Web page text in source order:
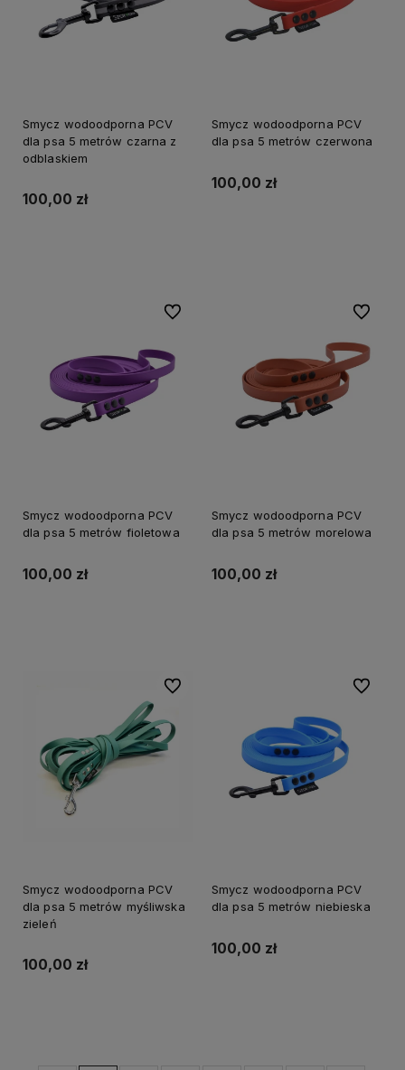
Smycz wodoodporna PCV
dla psa 5 metrów czarna z
odblaskiem
100,00 zł
Smycz wodoodporna PCV
dla psa 5 metrów czerwona
100,00 zł
Smycz wodoodporna PCV
dla psa 5 metrów fioletowa
100,00 zł
Do ulubionych
Smycz wodoodporna PCV
dla psa 5 metrów morelowa
100,00 zł
Do
Smycz wodoodporna PCV
dla psa 5 metrów myśliwska
zieleń
100,00 zł
Do ulubionych
Smycz wodoodporna PCV
dla psa 5 metrów niebieska
100,00 zł
Do